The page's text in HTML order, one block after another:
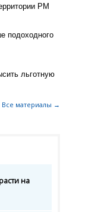
РМ
подоходного
льготную
Все материалы →
на